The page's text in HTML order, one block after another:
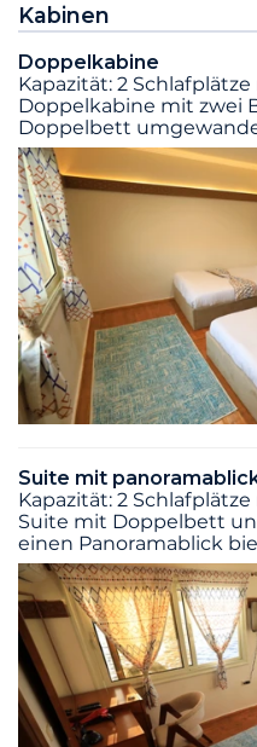
Kabinen
Doppelkabine
Kapazität: 2
Doppelkabine mit zwei
Doppelbett
Suite mit
Kapazität: 2
Suite mit Doppelbett
einen Panoramablick